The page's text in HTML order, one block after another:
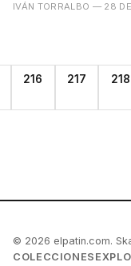
IVÁN TORRALBO — 28 DE
216 217 218
© 2026 elpatin.com.
COLECCIONES